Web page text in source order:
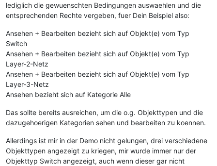
lediglich die gewuenschten Bedingungen auswaehlen und die
entsprechenden Rechte vergeben, fuer Dein Beispiel also:
Ansehen + Bearbeiten bezieht sich auf Objekt(e) vom Typ
Switch
Ansehen + Bearbeiten bezieht sich auf Objekt(e) vom Typ
Layer-2-Netz
Ansehen + Bearbeiten bezieht sich auf Objekt(e) vom Typ
Layer-3-Netz
Ansehen bezieht sich auf Kategorie Alle
Das sollte bereits ausreichen, um die o.g. Objekttypen und die
dazugehoerigen Kategorien sehen und bearbeiten zu koennen.
Allerdings ist mir in der Demo nicht gelungen, drei verschiedene
Objekttypen angezeigt zu kriegen, mir wurde immer nur der
Objekttyp Switch angezeigt, auch wenn dieser gar nicht